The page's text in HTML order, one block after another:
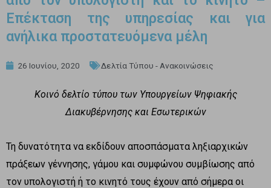
Επέκταση της υπηρεσίας και για
ανήλικα προστατευόμενα μέλη
26 Ιουνίου, 2020 Δελτία Τύπου - Ανακοινώσεις
Κοινό δελτίο τύπου των Υπουργείων Ψηφιακής
Διακυβέρνησης και Εσωτερικών
Τη δυνατότητα να εκδίδουν αποσπάσματα ληξιαρχικών
πράξεων γέννησης, γάμου και συμφώνου συμβίωσης από
τον υπολογιστή ή το κινητό τους έχουν από σήμερα οι